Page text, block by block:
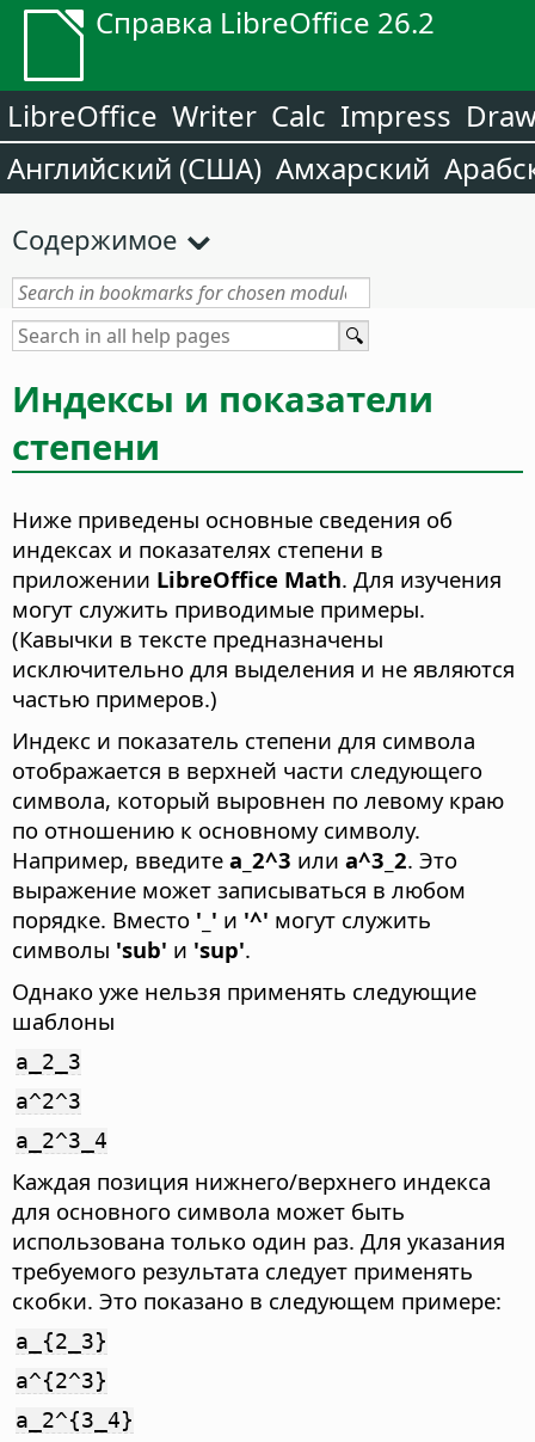
Справка LibreOffice 26.2
LibreOffice Writer Calc Impress
Английский (США) Амхарский
Содержимое
Индексы и показатели
степени
Ниже приведены основные сведения об
индексах и показателях степени в
приложении LibreOffice Math. Для изучения
могут служить приводимые примеры.
(Кавычки в тексте предназначены
исключительно для выделения и не являются
частью примеров.)
Индекс и показатель степени для символа
отображается в верхней части следующего
символа, который выровнен по левому краю
по отношению к основному символу.
Например, введите a_2^3 или a^3_2. Это
выражение может записываться в любом
порядке. Вместо '_' и '^' могут служить
символы 'sub' и 'sup'.
Однако уже нельзя применять следующие
шаблоны
a_2_3
a^2^3
a_2^3_4
Каждая позиция нижнего/верхнего индекса
для основного символа может быть
использована только один раз. Для указания
требуемого результата следует применять
скобки. Это показано в следующем примере:
a_{2_3}
a^{2^3}
a_2^{3_4}